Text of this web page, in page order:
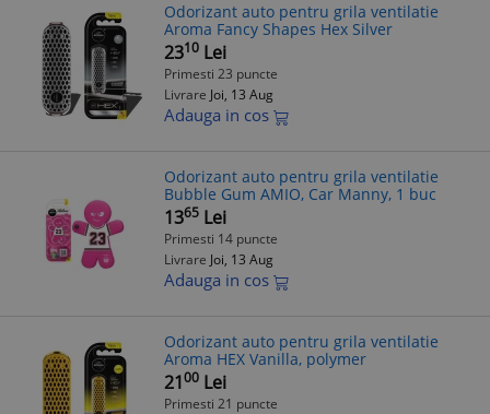
Odorizant auto pentru grila ventilatie
Aroma Fancy Shapes Hex Silver
2310 Lei
Primesti 23 puncte
Livrare Joi, 13 Aug
Adauga in cos
Odorizant auto pentru grila ventilatie
Bubble Gum AMIO, Car Manny, 1 buc
1365 Lei
Primesti 14 puncte
Livrare Joi, 13 Aug
Adauga in cos
Odorizant auto pentru grila ventilatie
Aroma HEX Vanilla, polymer
2100 Lei
Primesti 21 puncte